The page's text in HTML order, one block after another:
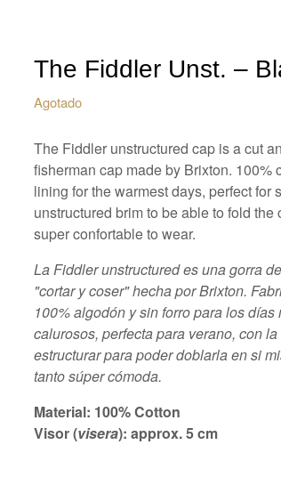
The Fiddler Unst. –
Agotado
The Fiddler unstructured cap is a cut
fisherman cap made by Brixton. 100%
lining for the warmest days, perfect for
unstructured brim to be able to fold the
super confortable to wear.
La Fiddler unstructured es una gorra
"cortar y coser" hecha por Brixton.
100% algodón y sin forro para los días
calurosos, perfecta para verano, con
estructurar para poder doblarla en si
tanto súper cómoda.
Material: 100% Cotton
Visor (visera): approx. 5 cm